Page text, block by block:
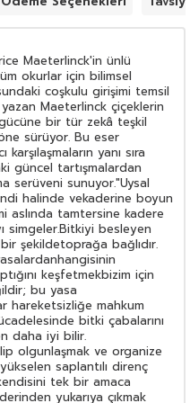
Maeterlinck'in ünlü
okurlar için bilimsel
coşkulu girişimi temsil
Maeterlinck çiçeklerin
bir tür zekâ teşkil
sürüyor. Bu eser
yanı sıra
güncel tartışmalardan
serüveni sunuyor."Uysal
halinde vekaderine boyun
aslında tamtersine kadere
simgeler.Bitkiyi besleyen
şekildetoprağa bağlıdır.
keşfetmekbizim için
bu yasa
hareketsizliğe mahkum
bitki çabalarını
daha iyi bilir.
olgunlaşmak ve organize
saplantılı direnç
tek bir amaca
yukarıya çıkmak